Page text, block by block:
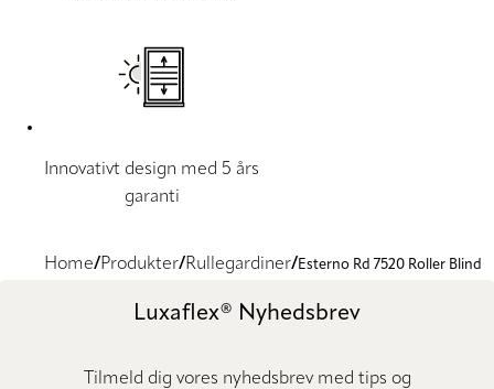
Innovativt design med 5 års
garanti
Home Produkter Rullegardiner Esterno Rd 7520 Roller Blind
Luxaflex® Nyhedsbrev
Tilmeld dig vores nyhedsbrev med tips og